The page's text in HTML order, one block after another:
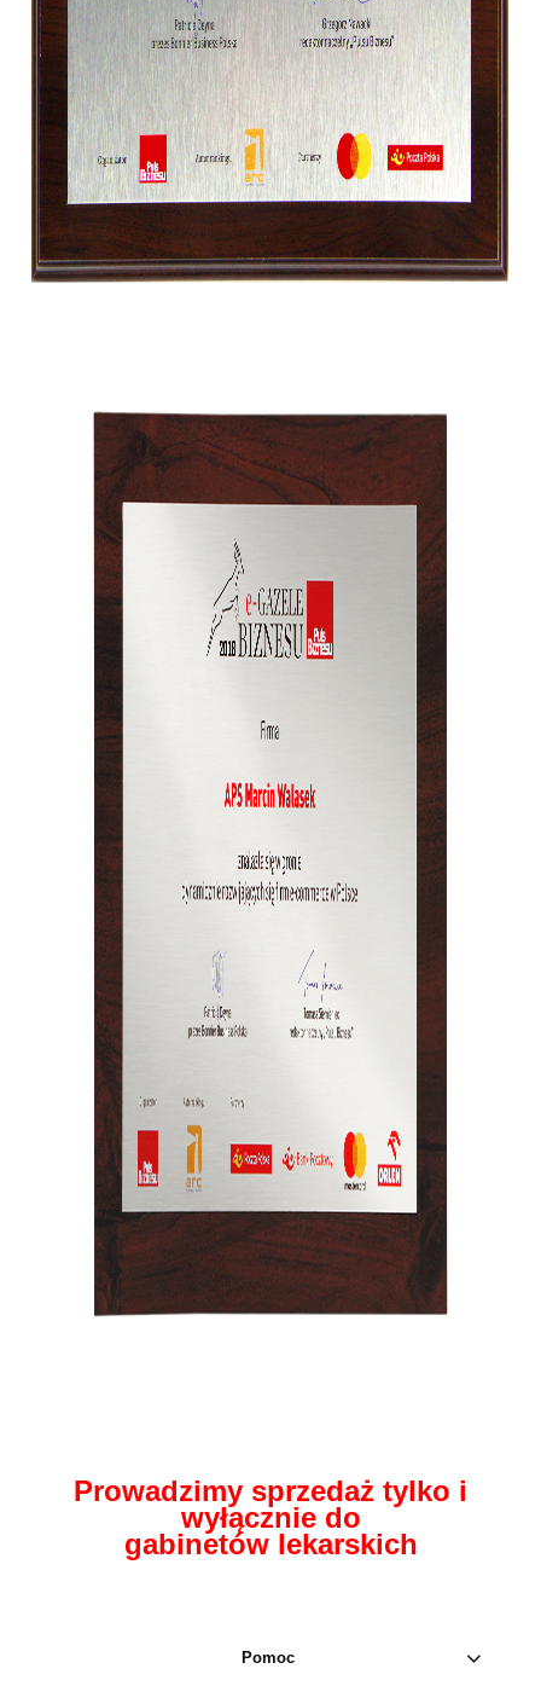
Prowadzimy sprzedaż tylko i
wyłącznie do
gabinetów lekarskich
Pomoc